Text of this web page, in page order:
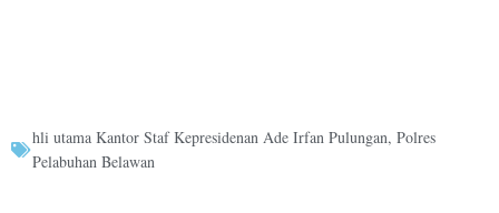
hli utama Kantor Staf Kepresidenan Ade Irfan Pulungan, Polres
Pelabuhan Belawan